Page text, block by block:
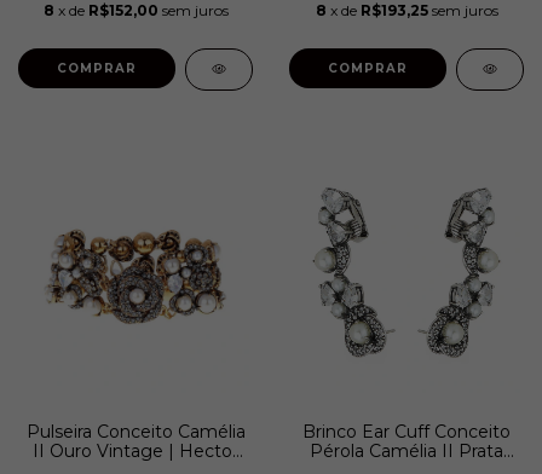
8 x de R$152,00 sem juros
COMPRAR
8 x de R$193,25 sem juros
COMPRAR
Pulseira Conceito Camélia
II Ouro Vintage | Hector
Brinco Ear Cuff Conceito
Pérola Camélia II Prata